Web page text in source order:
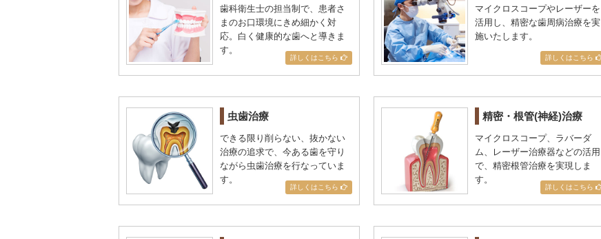
歯科衛生士の担当制で、患者さ
まのお口環境にきめ細かく対
応。白く健康的な歯へと導きま
す。
詳しくはこちら
マイクロスコープやレーザーを
活用し、精密な歯周病治療を実
施いたします。
詳しくはこちら
虫歯治療
できる限り削らない、抜かない
治療の追求で、今ある歯を守り
ながら虫歯治療を行なっていま
す。
詳しくはこちら
精密・根管(神経)治療
マイクロスコープ、ラバーダ
ム、レーザー治療器などの活用
で、精密根管治療を実現しま
す。
詳しくはこちら